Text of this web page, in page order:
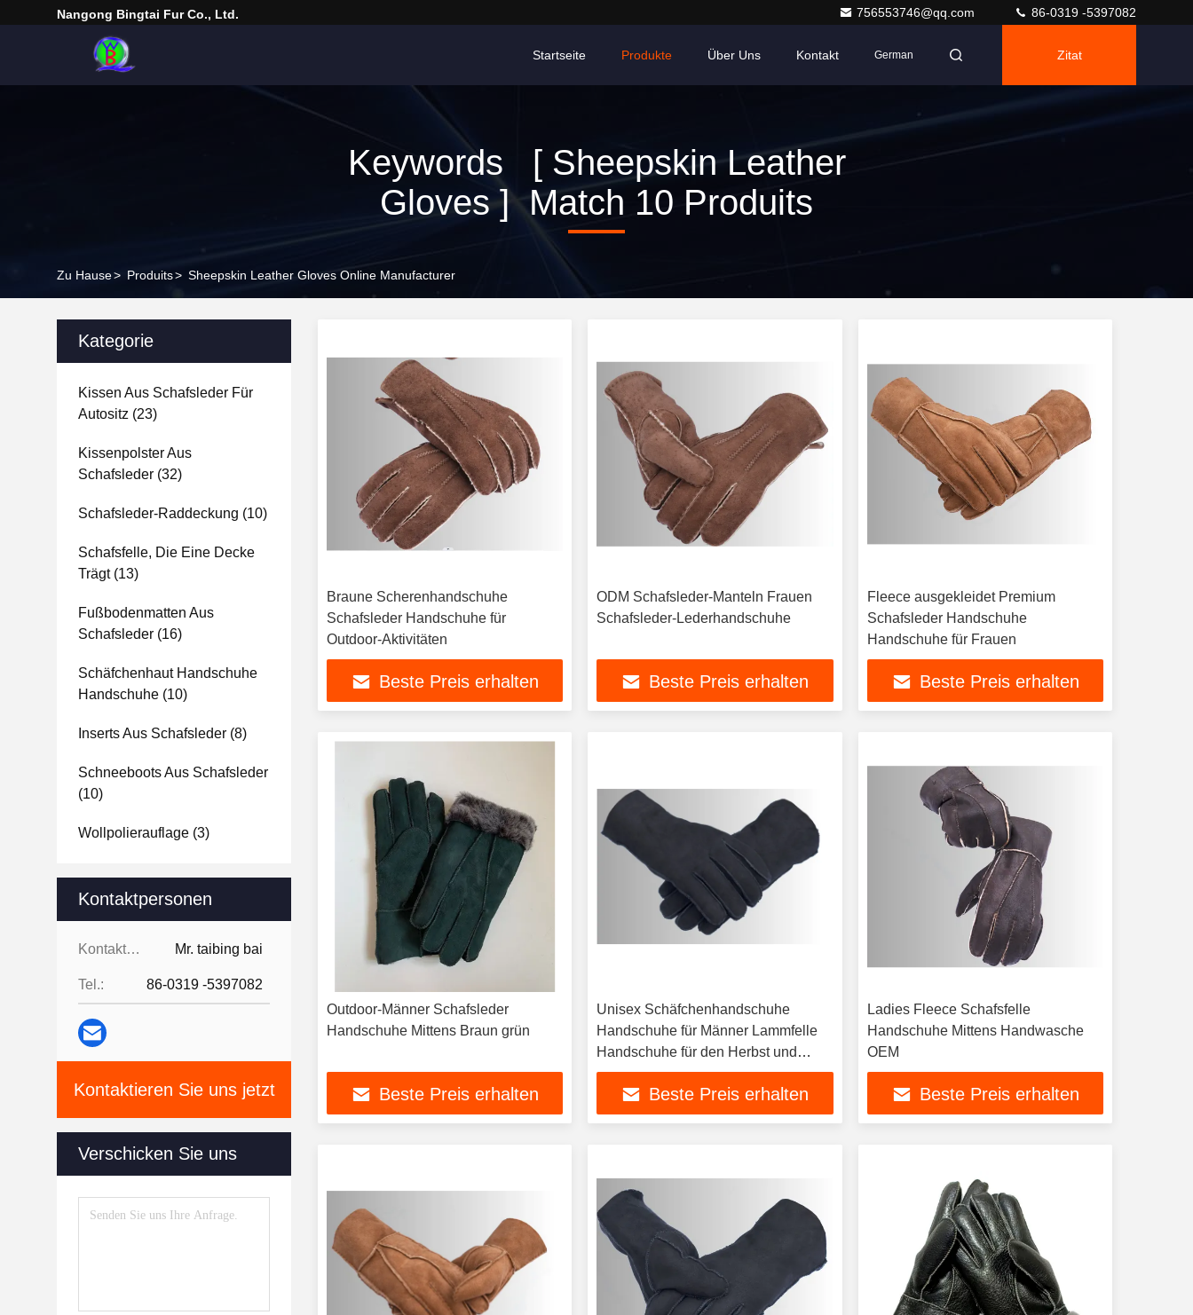
Nangong Bingtai Fur Co., Ltd. 756553746@qq.com 86-0319 -5397082
Startseite Produkte Über Uns Kontakt German Zitat
Keywords [ Sheepskin Leather
Gloves ] Match 10 Produits
Zu Hause> Produits> Sheepskin Leather Gloves Online Manufacturer
Kategorie
Kissen Aus Schafsleder Für
Autositz (23)
Kissenpolster Aus
Schafsleder (32)
Schafsleder-Raddeckung (10)
Schafsfelle, Die Eine Decke
Trägt(13)
Fußbodenmatten Aus
Schafsleder (16)
Schäfchenhaut Handschuhe
Handschuhe (10)
Inserts Aus Schafsleder (8)
Schneeboots Aus Schafsleder
(10)
Wollpolierauflage (3)
Kontaktpersonen
Kontaktpersonen: Mr. taibing bai
Tel.: 86-0319 -5397082
Kontaktieren Sie uns jetzt
Verschicken Sie uns
Braune Scherenhandschuhe
Schafsleder Handschuhe für
Outdoor-Aktivitäten
Beste Preis erhalten
ODM Schafsleder-Manteln Frauen
Schafsleder-Lederhandschuhe
Beste Preis erhalten
Fleece ausgekleidet Premium
Schafsleder Handschuhe
Handschuhe für Frauen
Beste Preis erhalten
Outdoor-Männer Schafsleder
Handschuhe Mittens Braun grün
Beste Preis erhalten
Unisex Schäfchenhandschuhe
Handschuhe für Männer Lammfelle
Handschuhe für den Herbst und
Winter
Beste Preis erhalten
Ladies Fleece Schafsfelle
Handschuhe Mittens Handwasche
OEM
Beste Preis erhalten